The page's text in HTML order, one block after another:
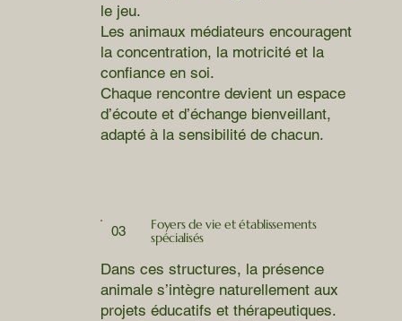
le jeu.
Les animaux médiateurs encouragent
la concentration, la motricité et la
confiance en soi.
Chaque rencontre devient un espace
d’écoute et d’échange bienveillant,
adapté à la sensibilité de chacun.
03
Foyers de vie et établissements
spécialisés
Dans ces structures, la présence
animale s’intègre naturellement aux
projets éducatifs et thérapeutiques.